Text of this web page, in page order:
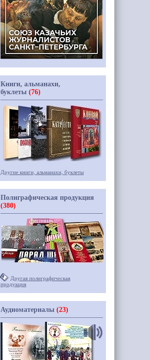
Книги, альманахи,
буклеты (76)
Другие книги, альманахи, буклеты
Полиграфическая продукция
(380)
Другая полиграфическая
продукция
Аудиоматериалы (23)